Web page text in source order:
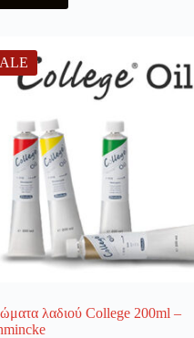
λαδιού College 200ml –